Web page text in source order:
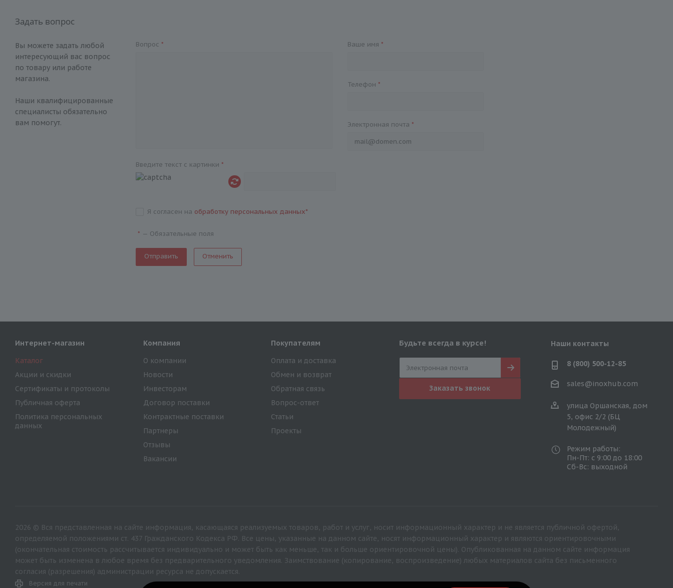
Задать вопрос
Вы можете задать любой
интересующий вас вопрос
по товару или работе
магазина.
Наши квалифицированные
специалисты обязательно
вам помогут.
Вопрос* Ваше имя *
Телефон *
Электронная почта *
Введите текст с картинки*
Я согласен на обработку персональных данных*
* — Обязательные поля
Отменить
Интернет-магазин
Каталог
Акции и скидки
Сертификаты и протоколы
Публичная оферта
Политика персональных
данных
Компания
О компании
Новости
Инвесторам
Договор поставки
Контрактные поставки
Партнеры
Отзывы
Вакансии
Покупателям
Оплата и доставка
Обмен и возврат
Обратная связь
Вопрос-ответ
Статьи
Проекты
Будьте всегда в курсе!
Заказать звонок
Наши контакты
8 (800) 500-12-85
sales@inoxhub.com
улица Оршанская, дом
5, офис 2/2 (БЦ
Молодежный)
Режим работы:
Пн-Пт: с 9:00 до 18:00
Сб-Вс: выходной
2026 © Вся представленная на сайте информация, касающаяся реализуемых товаров, работ и услуг, носит информационный характер и не является публичной офертой,
определяемой положениями ст. 437 Гражданского Кодекса РФ. Все цены, указанные на данном сайте, носят информационный характер и являются ориентировочными
(окончательная стоимость рассчитывается индивидуально и может быть как меньше, так и больше ориентировочной цены). Опубликованная на данном сайте информация
может быть изменена в любое время без предварительного уведомления. Заимствование (копирование, воспроизведение) любых материалов сайта без письменного
согласия (разрешения) администрации ресурса не допускается.
Версия для печати